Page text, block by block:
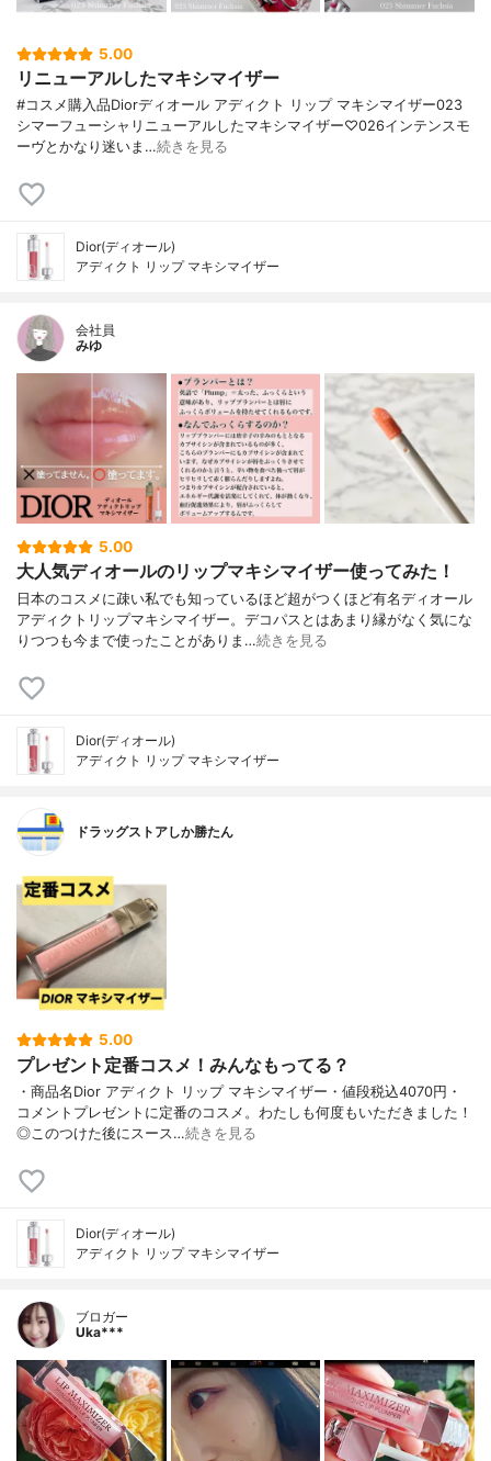
5.00
リニューアルしたマキシマイザー
#コスメ購入品Diorディオール アディクト リップ マキシマイザー023
シマーフューシャリニューアルしたマキシマイザー♡026インテンスモ
ーヴとかなり迷いま…続きを見る
Dior(ディオール)
アディクト リップ マキシマイザー
会社員
みゆ
5.00
大人気ディオールのリップマキシマイザー使ってみた！
日本のコスメに疎い私でも知っているほど超がつくほど有名ディオール
アディクトリップマキシマイザー。デコパスとはあまり縁がなく気にな
りつつも今まで使ったことがありま…続きを見る
Dior(ディオール)
アディクト リップ マキシマイザー
ドラッグストアしか勝たん
5.00
プレゼント定番コスメ！みんなもってる？
・商品名Dior アディクト リップ マキシマイザー・値段税込4070円・
コメントプレゼントに定番のコスメ。わたしも何度もいただきました！
◎このつけた後にスース…続きを見る
Dior(ディオール)
アディクト リップ マキシマイザー
ブロガー
Uka***